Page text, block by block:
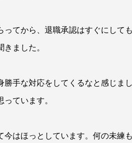
ってから、退職承認はすぐにして
ました。
勝手な対応をしてくるなと感じま
ています。
今はほっとしています。何の未練